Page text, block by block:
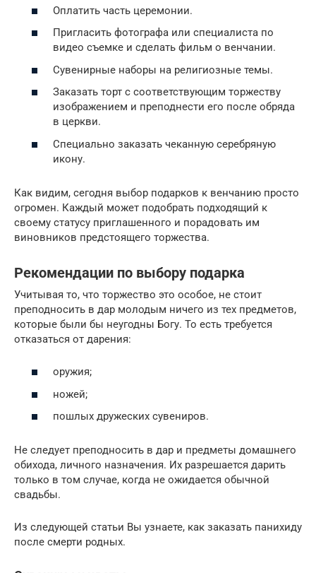
Оплатить часть церемонии.
Пригласить фотографа или специалиста по
видео съемке и сделать фильм о венчании.
Сувенирные наборы на религиозные темы.
Заказать торт с соответствующим торжеству
изображением и преподнести его после обряда
в церкви.
Специально заказать чеканную серебряную
икону.
Как видим, сегодня выбор подарков к венчанию просто
огромен. Каждый может подобрать подходящий к
своему статусу приглашенного и порадовать им
виновников предстоящего торжества.
Рекомендации по выбору подарка
Учитывая то, что торжество это особое, не стоит
преподносить в дар молодым ничего из тех предметов,
которые были бы неугодны Богу. То есть требуется
отказаться от дарения:
оружия;
ножей;
пошлых дружеских сувениров.
Не следует преподносить в дар и предметы домашнего
обихода, личного назначения. Их разрешается дарить
только в том случае, когда не ожидается обычной
свадьбы.
Из следующей статьи Вы узнаете, как заказать панихиду
после смерти родных.